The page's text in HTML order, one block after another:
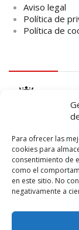
Para ofrecer las
cookies para
consentimiento de
como el
en este sitio. No
negativamente a
Aviso legal
Política de
Política de
logo SID